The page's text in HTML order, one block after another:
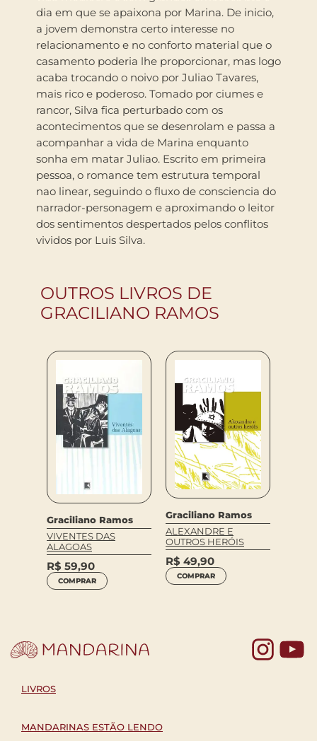
dia em que se apaixona por Marina. De inicio,
a jovem demonstra certo interesse no
relacionamento e no conforto material que o
casamento poderia lhe proporcionar, mas logo
acaba trocando o noivo por Juliao Tavares,
mais rico e poderoso. Tomado por ciumes e
rancor, Silva fica perturbado com os
acontecimentos que se desenrolam e passa a
acompanhar a vida de Marina enquanto
sonha em matar Juliao. Escrito em primeira
pessoa, o romance tem estrutura temporal
nao linear, seguindo o fluxo de consciencia do
narrador-personagem e aproximando o leitor
dos sentimentos despertados pelos conflitos
vividos por Luis Silva.
OUTROS LIVROS DE
GRACILIANO RAMOS
Graciliano Ramos
VIVENTES DAS
ALAGOAS
R$ 59,90
COMPRAR
Graciliano Ramos
ALEXANDRE E
OUTROS HERÓIS
R$ 49,90
COMPRAR
LIVROS
MANDARINAS ESTÃO LENDO